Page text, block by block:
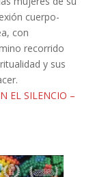
cuerpo-
con
recorrido
y sus
EL SILENCIO –